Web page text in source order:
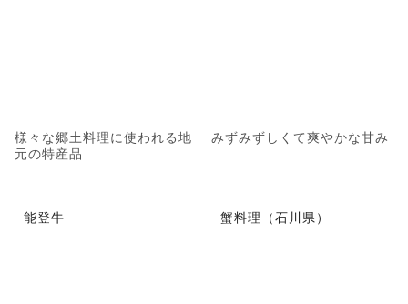
様々な郷土料理に使われる地
元の特産品
みずみずしくて爽やかな甘み
能登牛 蟹料理（石川県）